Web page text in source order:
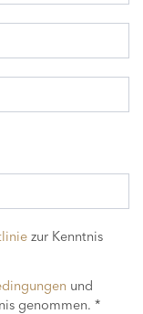
zur Kenntnis
und
genommen. *